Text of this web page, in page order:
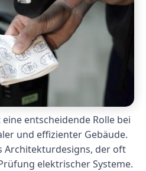
entscheidende Rolle bei
und effizienter Gebäude.
Architekturdesigns, der oft
elektrischer Systeme.